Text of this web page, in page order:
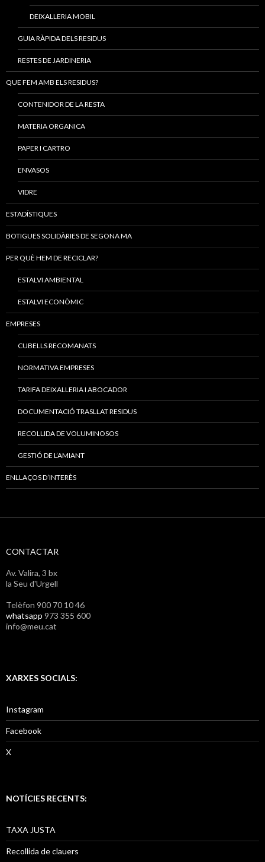
DEIXALLERIA MOBIL
GUIA RÀPIDA DELS RESIDUS
RESTES DE JARDINERIA
QUE FEM AMB ELS RESIDUS?
CONTENIDOR DE LA RESTA
MATERIA ORGANICA
PAPER I CARTRO
ENVASOS
VIDRE
ESTADÍSTIQUES
BOTIGUES SOLIDÀRIES DE SEGONA MA
PER QUÈ HEM DE RECICLAR?
ESTALVI AMBIENTAL
ESTALVI ECONÒMIC
EMPRESES
CUBELLS RECOMANATS
NORMATIVA EMPRESES
TARIFA DEIXALLERIA I ABOCADOR
DOCUMENTACIÓ TRASLLAT RESIDUS
RECOLLIDA DE VOLUMINOSOS
GESTIÓ DE L’AMIANT
ENLLAÇOS D’INTERÈS
CONTACTAR
Av. Valira, 3 bx
la Seu d'Urgell
Telèfon 900 70 10 46
whatsapp 973 355 600
info@meu.cat
XARXES SOCIALS:
Instagram
Facebook
X
NOTÍCIES RECENTS:
TAXA JUSTA
Recollida de clauers